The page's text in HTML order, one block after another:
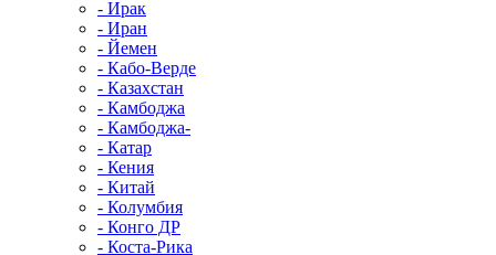
- Ирак
- Иран
- Йемен
- Кабо-Верде
- Казахстан
- Камбоджа
- Камбоджа-
- Катар
- Кения
- Китай
- Колумбия
- Конго ДР
- Коста-Рика